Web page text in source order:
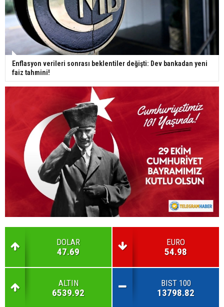
Enflasyon verileri sonrası beklentiler değişti: Dev bankadan yeni
faiz tahmini!
DOLAR
47.69
EURO
54.98
ALTIN
6539.92
BIST 100
13798.82